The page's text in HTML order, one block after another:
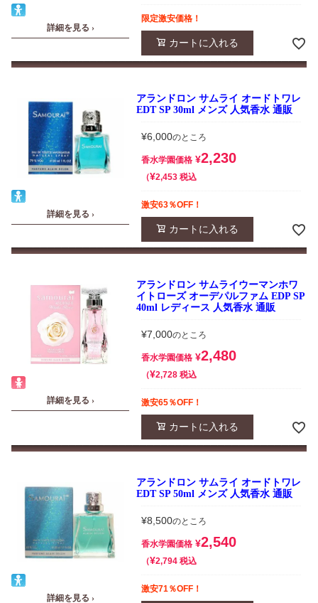
詳細を見る ›
限定激安価格！
カートに入れる
詳細を見る ›
アランドロン サムライ オードトワレ
EDT SP 30ml メンズ 人気香水 通販
¥6,000のところ
香水学園価格 ¥2,230
¥2,453 税込
激安63％OFF！
カートに入れる
詳細を見る ›
アランドロン サムライウーマンホワ
イトローズ オーデパルファム EDP SP
40ml レディース 人気香水 通販
¥7,000のところ
香水学園価格 ¥2,480
¥2,728 税込
激安65％OFF！
カートに入れる
詳細を見る ›
アランドロン サムライ オードトワレ
EDT SP 50ml メンズ 人気香水 通販
¥8,500のところ
香水学園価格 ¥2,540
¥2,794 税込
激安71％OFF！